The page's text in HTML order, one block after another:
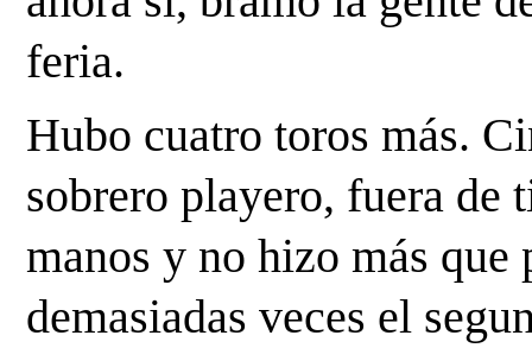
feria.
Hubo cuatro toros más.
sobrero playero, fuera de
manos y no hizo más que
demasiadas veces el